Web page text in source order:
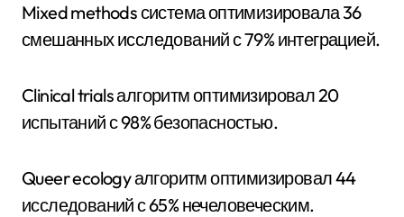
Mixed methods система оптимизировала 36
смешанных исследований с 79% интеграцией.
Clinical trials алгоритм оптимизировал 20
испытаний с 98% безопасностью.
Queer ecology алгоритм оптимизировал 44
исследований с 65% нечеловеческим.